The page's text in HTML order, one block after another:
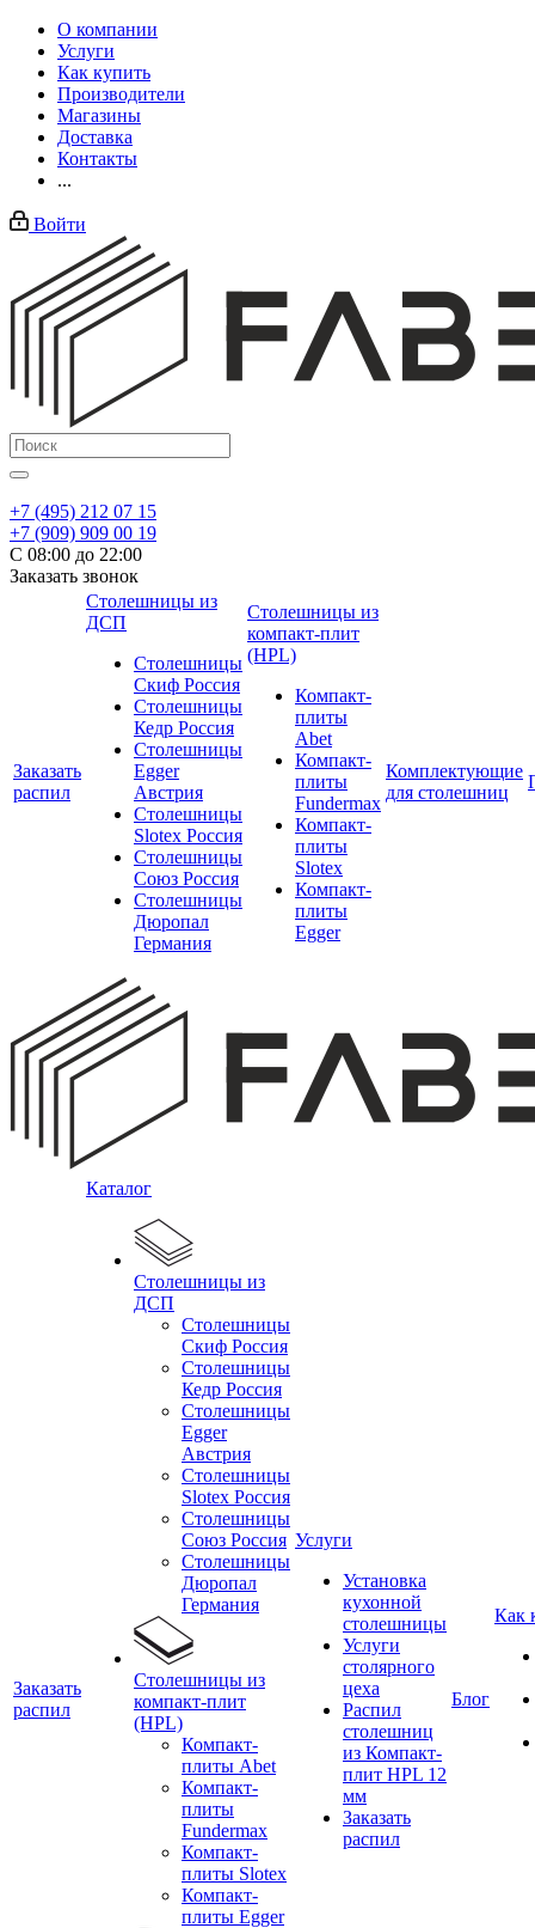
О компании
Услуги
Как купить
Производители
Магазины
Доставка
Контакты
...
Войти
+7 (495) 212 07 15
+7 (909) 909 00 19
С 08:00 до 22:00
Заказать звонок
Заказать
распил
Столешницы из
ДСП
Столешницы
Скиф Россия
Столешницы
Кедр Россия
Столешницы
Egger
Австрия
Столешницы
Slotex Россия
Столешницы
Союз Россия
Столешницы
Дюропал
Германия
Столешницы из
компакт-плит
(HPL)
Компакт-
плиты
Abet
Компакт-
плиты
Fundermax
Компакт-
плиты
Slotex
Компакт-
плиты
Egger
Комплектующие
для столешниц
Заказать
распил
Каталог
Столешницы из
ДСП
Столешницы
Скиф Россия
Столешницы
Кедр Россия
Столешницы
Egger
Австрия
Столешницы
Slotex Россия
Столешницы
Союз Россия
Столешницы
Дюропал
Германия
Столешницы из
компакт-плит
(HPL)
Компакт-
плиты Abet
Компакт-
плиты
Fundermax
Компакт-
плиты Slotex
Компакт-
плиты Egger
Услуги
Установка
кухонной
столешницы
Услуги
столярного
цеха
Распил
столешниц
из Компакт-
плит HPL 12
мм
Заказать
распил
Блог
Как